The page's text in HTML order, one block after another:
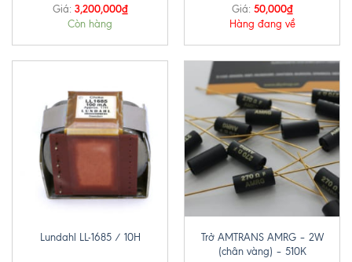
Giá: 3,200,000₫
Còn hàng
Giá: 50,000₫
Hàng đang về
Lundahl LL-1685 / 10H
Trở AMTRANS AMRG – 2W
(chân vàng) – 510K